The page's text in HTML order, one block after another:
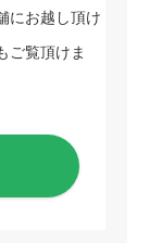
にお越し頂け
ご覧頂けま